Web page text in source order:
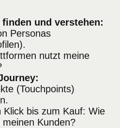
und verstehen:
Personas
nutzt meine
(Touchpoints)
Klick bis zum Kauf: Wie
meinen Kunden?